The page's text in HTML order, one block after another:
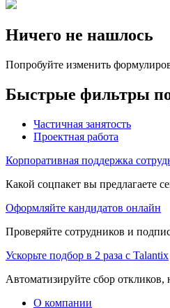
Ничего не нашлось
Попробуйте изменить
Быстрые фильтры
Частичная занятость
Проектная работа
Корпоративная поддержка
Какой соцпакет вы предлагаете
Оформляйте кандидатов онлайн
Проверяйте сотрудников и
Ускорьте подбор в 2 раза с Talantix
Автоматизируйте сбор откликов,
О компании